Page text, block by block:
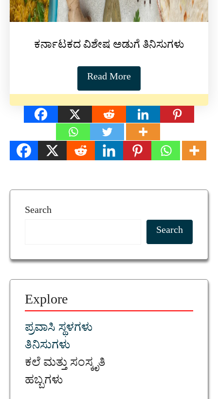
ಕರ್ನಾಟಕದ ವಿಶೇಷ ಅಡುಗೆ ತಿನಿಸುಗಳು
Read More
Search
Search
Explore
ಪ್ರವಾಸಿ ಸ್ಥಳಗಳು
ತಿನಿಸುಗಳು
ಕಲೆ ಮತ್ತು ಸಂಸ್ಕೃತಿ
ಹಬ್ಬಗಳು